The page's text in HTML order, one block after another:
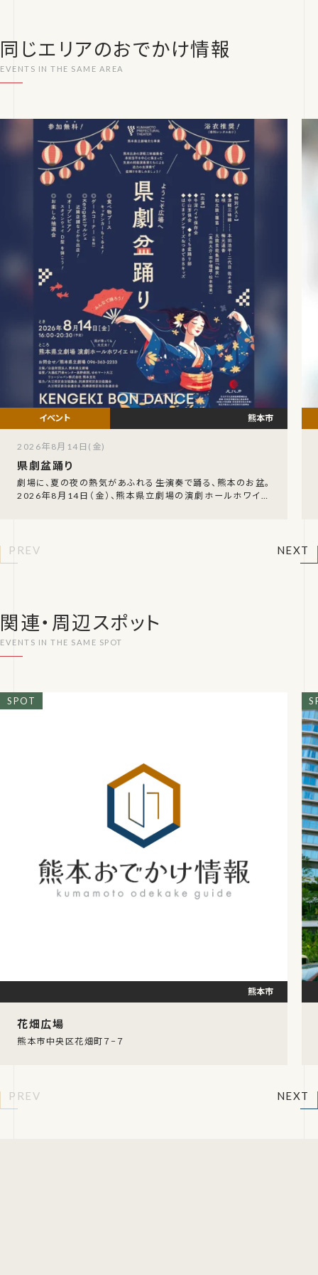
同じエリアのおでかけ情報
県劇盆踊り
劇場に、夏の夜の熱気があふれる――生演奏で踊る、熊本のお盆。
2026年8月14日（金）、熊本県立劇場の演劇ホールホワイエ
熊本市
2026年8月14日(金)
PREV NEXT
関連・周辺スポット
花畑広場
熊本市中央区花畑町７−７
熊本市
PREV NEXT